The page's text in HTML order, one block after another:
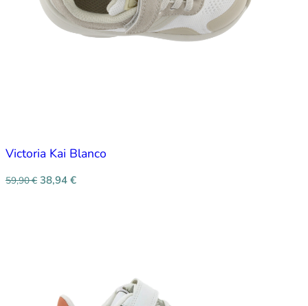
Victoria Kai Blanco
59,90€ 38,94 €